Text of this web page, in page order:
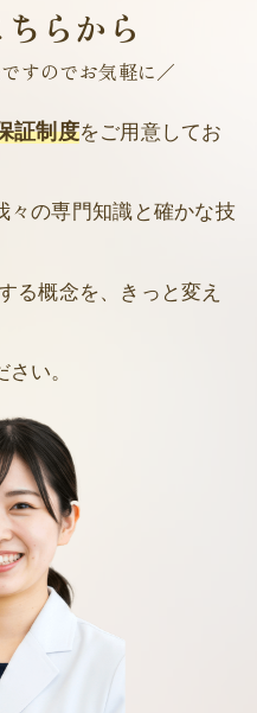
らから
すのでお気軽に／
証制度をご用意してお
々の専門知識と確かな技
る概念を、きっと変え
い。